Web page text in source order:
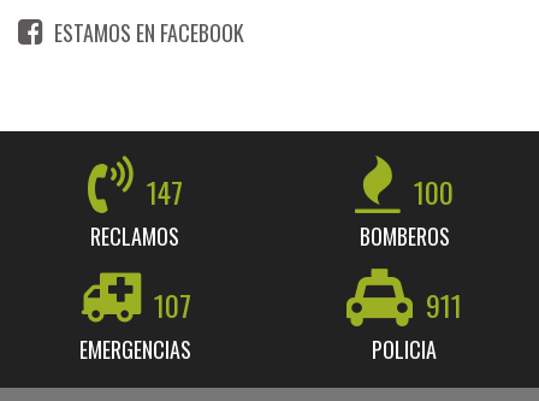
ESTAMOS EN FACEBOOK
147
RECLAMOS
100
BOMBEROS
107
EMERGENCIAS
911
POLICIA